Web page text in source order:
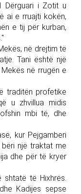
Dërguari i Zotit u
ai e rruajti kokën,
e tij për kurban,
në drejtim të
Tani është një
në rrugën e
traditën profetike
u zhvillua midis
mbi të, dhe
kur Pejgamberi
një traktat me
dhe për të kryer
të Hixhrës.
Kadijes sepse